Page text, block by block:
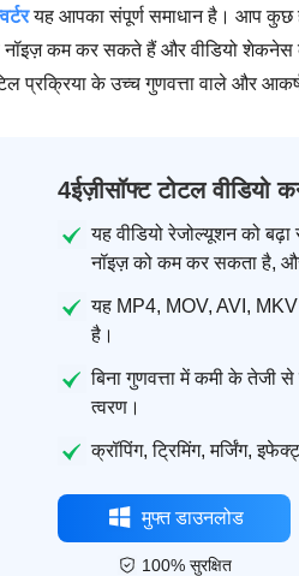
यह आपका संपूर्ण समाधान है। आप कुछ
नॉइज़ कम कर सकते हैं और वीडियो
प्रक्रिया के उच्च गुणवत्ता वाले और
4ईज़ीसॉफ्ट टोटल वीडियो
यह वीडियो रेजोल्यूशन को
नॉइज़ को कम कर सकता है,
यह MP4, MOV, AVI,
है।
बिना गुणवत्ता में कमी के तेजी
त्वरण।
क्रॉपिंग, ट्रिमिंग, मर्जिंग,
मुफ्त डाउनलोड
100% सुरक्षित